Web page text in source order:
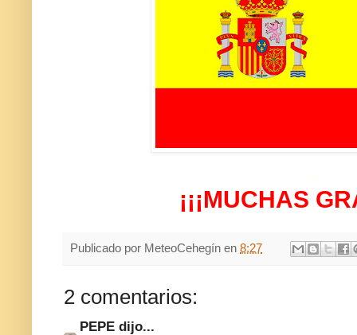
.
¡¡¡MUCHAS
Publicado por MeteoCehegín en 8:27
2 comentarios:
PEPE dijo...